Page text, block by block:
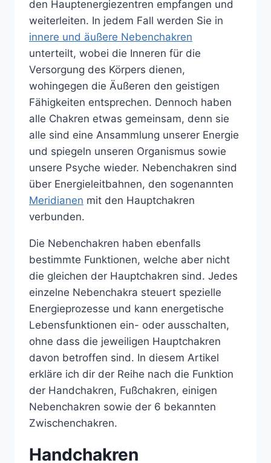
den Hauptenergiezentren empfangen und
weiterleiten. In jedem Fall werden Sie in
innere und äußere Nebenchakren
unterteilt, wobei die Inneren für die
Versorgung des Körpers dienen,
wohingegen die Äußeren den geistigen
Fähigkeiten entsprechen. Dennoch haben
alle Chakren etwas gemeinsam, denn sie
alle sind eine Ansammlung unserer Energie
und spiegeln unseren Organismus sowie
unsere Psyche wieder. Nebenchakren sind
über Energieleitbahnen, den sogenannten
Meridianen mit den Hauptchakren
verbunden.
Die Nebenchakren haben ebenfalls
bestimmte Funktionen, welche aber nicht
die gleichen der Hauptchakren sind. Jedes
einzelne Nebenchakra steuert spezielle
Energieprozesse und kann energetische
Lebensfunktionen ein- oder ausschalten,
ohne dass die jeweiligen Hauptchakren
davon betroffen sind. In diesem Artikel
erkläre ich dir der Reihe nach die Funktion
der Handchakren, Fußchakren, einigen
Nebenchakren sowie der 6 bekannten
Zwischenchakren.
Handchakren